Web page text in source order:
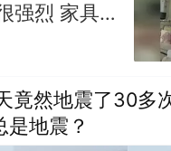
强烈 家具
竟然地震了30多
是地震？